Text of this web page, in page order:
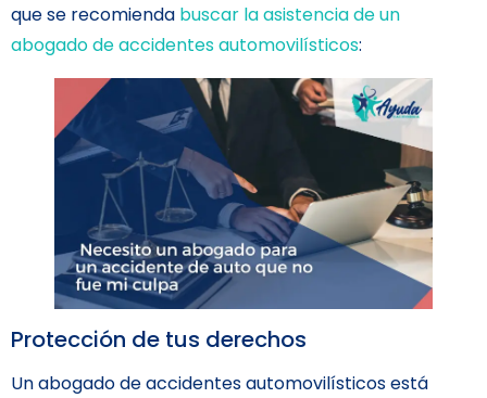
que se recomienda buscar la asistencia de un
abogado de accidentes automovilísticos:
Protección de tus derechos
Un abogado de accidentes automovilísticos está